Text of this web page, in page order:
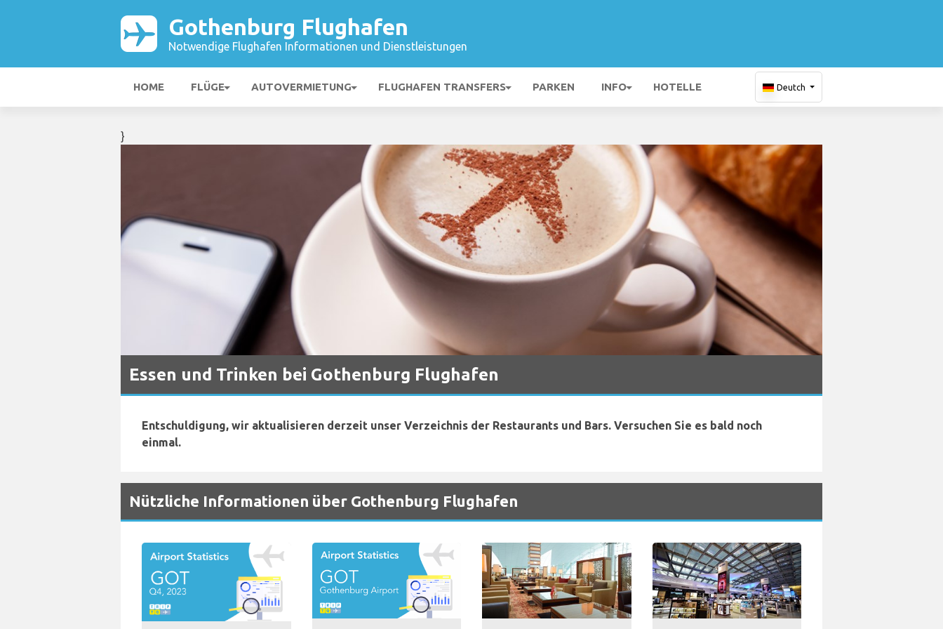
Gothenburg Flughafen
Notwendige Flughafen Informationen und Dienstleistungen
HOME FLÜGE AUTOVERMIETUNG FLUGHAFEN TRANSFERS PARKEN INFO HOTELLE Deutch
}
Essen und Trinken bei Gothenburg Flughafen
Entschuldigung, wir aktualisieren derzeit unser Verzeichnis der Restaurants und Bars. Versuchen Sie es bald noch
einmal.
Nützliche Informationen über Gothenburg Flughafen